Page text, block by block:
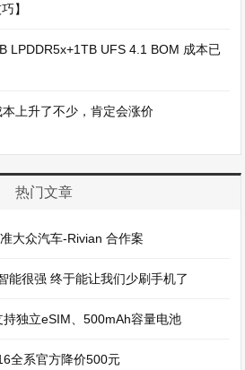
】
LPDDR5x+1TB UFS 4.1 BOM 成本已
上升了不少，肯定会涨价
热门文章
大众汽车-Rivian 合作案
能很强 终于能让我们少刷手机了
独立eSIM、500mAh容量电池
全系官方降价500元